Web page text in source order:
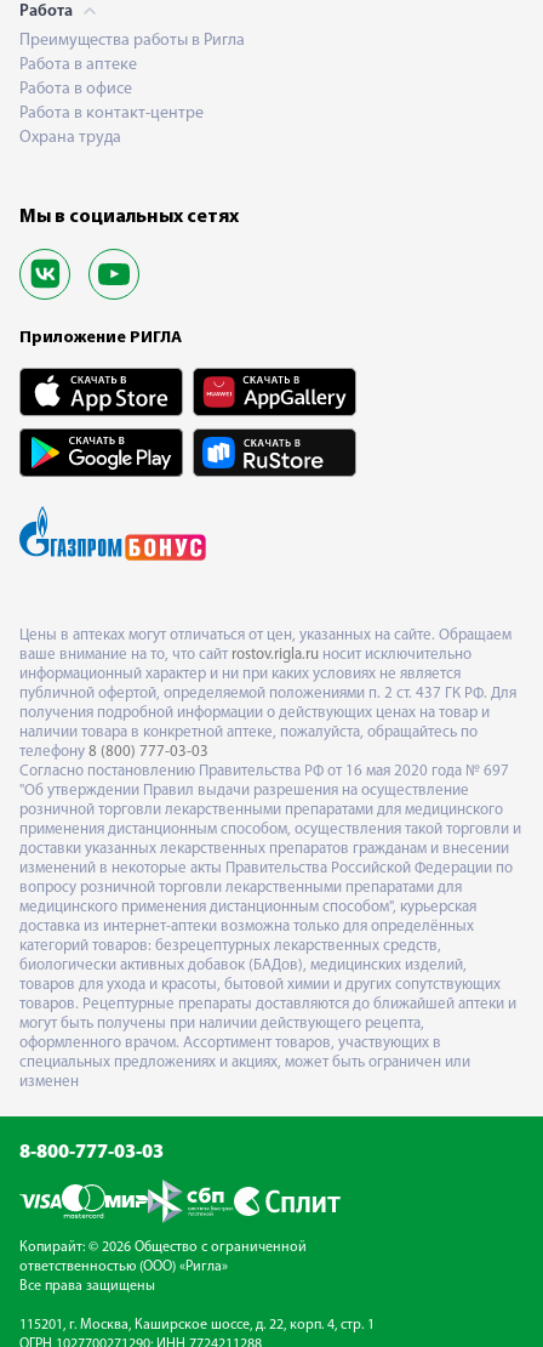
Работа
Преимущества работы в Ригла
Работа в аптеке
Работа в офисе
Работа в контакт-центре
Охрана труда
Мы в социальных сетях
Приложение РИГЛА
Цены в аптеках могут отличаться от цен, указанных на сайте. Обращаем
ваше внимание на то, что сайт rostov.rigla.ru носит исключительно
информационный характер и ни при каких условиях не является
публичной офертой, определяемой положениями п. 2 ст. 437 ГК РФ. Для
получения подробной информации о действующих ценах на товар и
наличии товара в конкретной аптеке, пожалуйста, обращайтесь по
телефону 8 (800) 777-03-03
Согласно постановлению Правительства РФ от 16 мая 2020 года № 697
"Об утверждении Правил выдачи разрешения на осуществление
розничной торговли лекарственными препаратами для медицинского
применения дистанционным способом, осуществления такой торговли и
доставки указанных лекарственных препаратов гражданам и внесении
изменений в некоторые акты Правительства Российской Федерации по
вопросу розничной торговли лекарственными препаратами для
медицинского применения дистанционным способом", курьерская
доставка из интернет-аптеки возможна только для определённых
категорий товаров: безрецептурных лекарственных средств,
биологически активных добавок (БАДов), медицинских изделий,
товаров для ухода и красоты, бытовой химии и других сопутствующих
товаров. Рецептурные препараты доставляются до ближайшей аптеки и
могут быть получены при наличии действующего рецепта,
оформленного врачом. Ассортимент товаров, участвующих в
специальных предложениях и акциях, может быть ограничен или
изменен
8-800-777-03-03
Копирайт: © 2026 Общество с ограниченной
ответственностью (ООО) «Ригла»
Все права защищены
115201, г. Москва, Каширское шоссе, д. 22, корп. 4, стр. 1